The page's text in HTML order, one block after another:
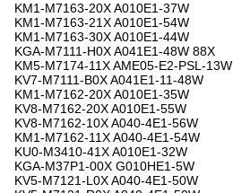
KM1-M7163-20X A010E1-37W
KM1-M7163-21X A010E1-54W
KM1-M7163-30X A010E1-44W
KGA-M7111-H0X A041E1-48W 88X
KM5-M7174-11X AME05-E2-PSL-13W
KV7-M7111-B0X A041E1-11-48W
KM1-M7162-20X A010E1-35W
KV8-M7162-20X A010E1-55W
KV8-M7162-10X A040-4E1-56W
KM1-M7162-11X A040-4E1-54W
KU0-M3410-41X A010E1-32W
KGA-M37P1-00X G010HE1-5W
KV5-M7121-L0X A040-4E1-50W